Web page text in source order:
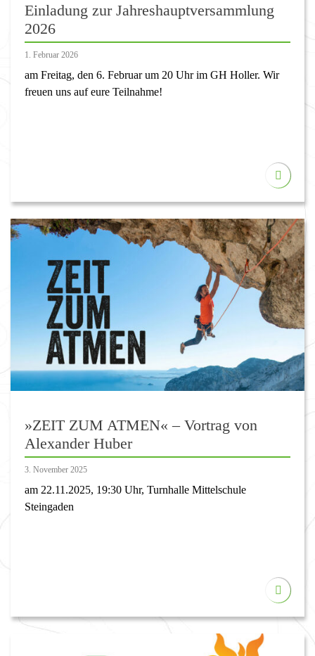
Einladung zur Jahreshauptversammlung
2026
1. Februar 2026
am Freitag, den 6. Februar um 20 Uhr im GH Holler. Wir
freuen uns auf eure Teilnahme!
»ZEIT ZUM ATMEN« – Vortrag von
Alexander Huber
3. November 2025
am 22.11.2025, 19:30 Uhr, Turnhalle Mittelschule
Steingaden